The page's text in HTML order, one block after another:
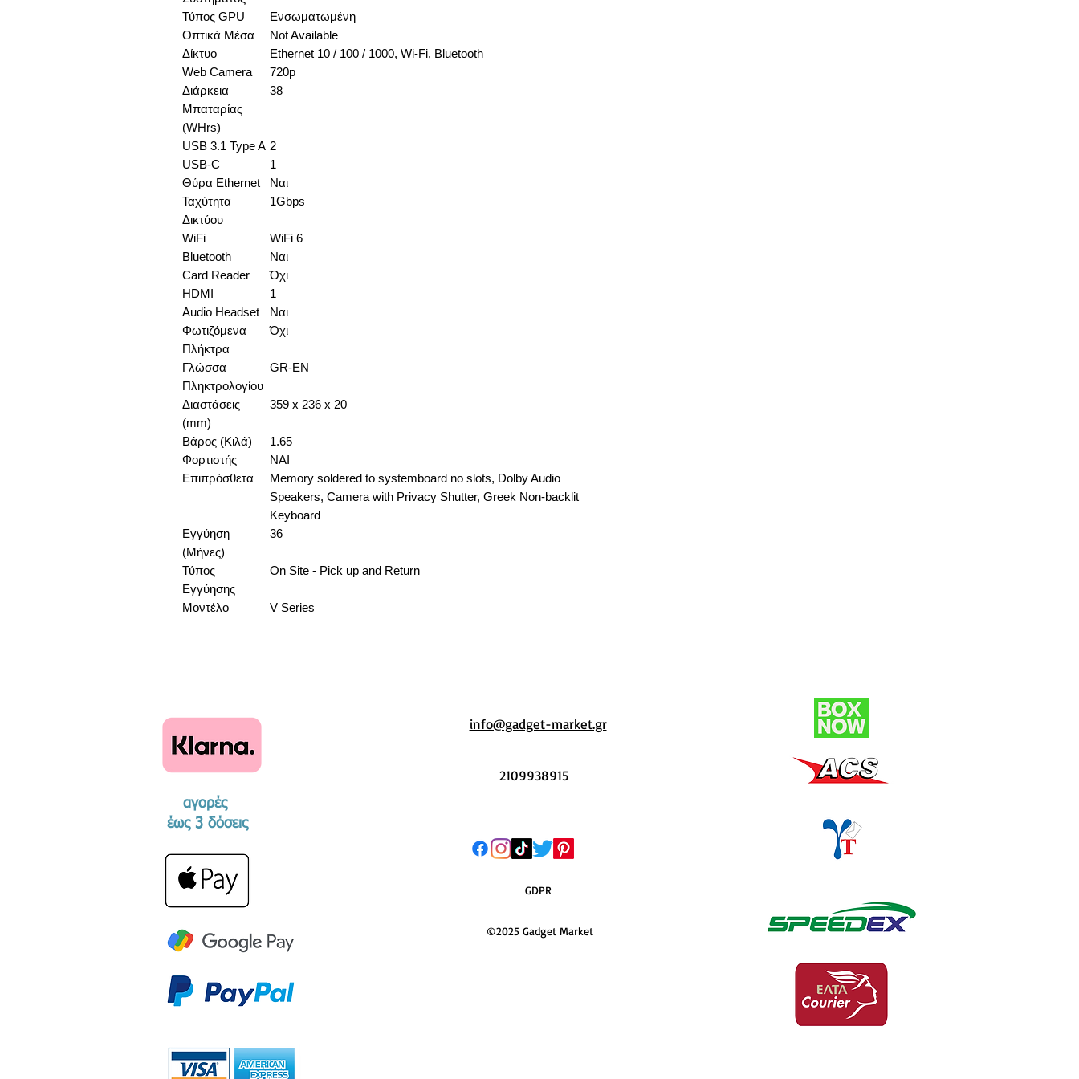
Τύπος GPU
Ενσωματωμένη
Οπτικά Μέσα
Not Available
Δίκτυο
Ethernet 10 / 100 / 1000, Wi-Fi, Bluetooth
Web Camera
720p
Διάρκεια
Μπαταρίας
(WHrs)
38
USB 3.1 Type A 2
USB-C
1
Θύρα Ethernet
Ναι
Ταχύτητα
Δικτύου
1Gbps
WiFi
WiFi 6
Bluetooth
Ναι
Card Reader
Όχι
HDMI
1
Audio Headset
Ναι
Φωτιζόμενα
Πλήκτρα
Όχι
Γλώσσα
Πληκτρολογίου
GR-EN
Διαστάσεις
(mm)
359 x 236 x 20
Βάρος (Κιλά)
1.65
Φορτιστής
NAI
Επιπρόσθετα
Memory soldered to systemboard no slots, Dolby Audio
Speakers, Camera with Privacy Shutter, Greek Non-backlit
Keyboard
Εγγύηση
(Μήνες)
36
Τύπος
Εγγύησης
On Site - Pick up and Return
Μοντέλο V Series
αγορές
​έως 3 δόσεις
info@gadget-market.gr
2109938915
GDPR
©2025 Gadget Market